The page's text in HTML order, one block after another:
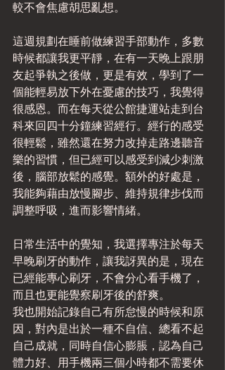
較不會焦慮胡思亂想。
這週規劃在睡前做練習手部動作，多數
時候都讓我更平靜，在有一天晚上跟朋
友起爭執之後做，更是有效，學到了一
個能輕易放下外在憂慮的技巧，我覺得
很感恩。而在每天從公館捷運站走到台
科來回四十分鐘練習經行。經行的感受
很輕鬆，雖然還在努力改掉走路邊聽音
樂的習慣，但已經可以感受到減少刺激
後，腦部放鬆的感覺。額外的好處是，
我能夠藉由放慢腳步、維持規律步伐而
調整呼吸，進而影響情緒。
日常生活中的覺知，我選擇專注於每天
早晚刷牙的動作，讓我訝異的是，現在
已經能專心刷牙，不會分心看手機了，
而且也更能覺察刷牙後的舒爽。
我也開始記錄自己有所怠慢的時候和原
因，對內是出於一種不自信、總看不起
自己成就，同時自信心膨脹，認為自己
體力好、用手機兩三個小時都不需要休